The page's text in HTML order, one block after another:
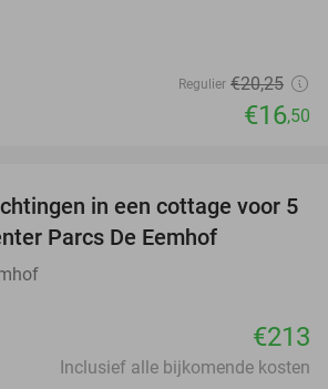
Regulier €20,25
€16,50
in een cottage voor 5
Parcs De Eemhof
€213
Inclusief alle bijkomende kosten